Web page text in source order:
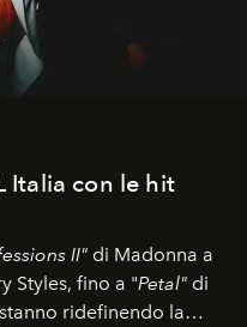
Italia con le hit
II" di Madonna a
Styles, fino a "Petal" di
ridefinendo la